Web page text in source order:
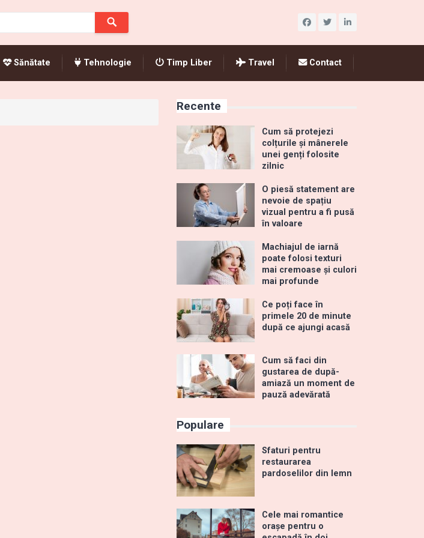
Sănătate Tehnologie Timp Liber Travel Contact
Recente
Cum să protejezi
colțurile și mânerele
unei genți folosite
zilnic
O piesă statement are
nevoie de spațiu
vizual pentru a fi pusă
în valoare
Machiajul de iarnă
poate folosi texturi
mai cremoase și culori
mai profunde
Ce poți face în
primele 20 de minute
după ce ajungi acasă
Cum să faci din
gustarea de după-
amiază un moment de
pauză adevărată
Populare
Sfaturi pentru
restaurarea
pardoselilor din lemn
Cele mai romantice
orașe pentru o